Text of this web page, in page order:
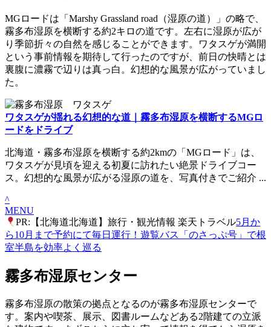
MGロードは「Marshy Grassland road（湿原の道）」の略で、
霧多布湿原を横断する約2キロの道です。左右に湿原が広が
り季節折々の自然を感じることができます。ワタスゲが満開
という事前情報を期待して行ったのですが、前日の快晴とは
裏腹に濃霧で辺りは真っ白。幻想的な風景が広がっていまし
た。
ワタスゲが揺れる幻想的な道｜霧多布湿原を横断するMGロ
ードをドライブ
北海道・霧多布湿原を横断する約2kmの「MGロード」は、
ワタスゲが見頃を迎える初夏に訪れたい絶景ドライブコー
ス。幻想的な風景が広がる湿原の道を、写真付きでご紹介 ...
^
MENU
PR:【北海道北海道】旅行・観光情報 楽天トラベル5月か
ら10月まで予約にて毎日運行！遊覧バス「のさっぷ号」で根
室半島を効率よく巡る
霧多布湿原センター
霧多布湿原の散策の拠点となるのが霧多布湿原センターで
す。案内や喫茶、展示、図書ルームなどある2階建ての立派